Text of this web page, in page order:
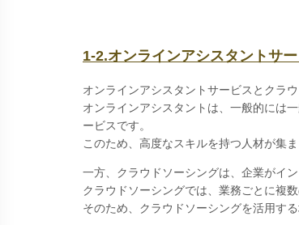
1-2.オンラインアシスタントサ
オンラインアシスタントサービスとクラ
オンラインアシスタントは、一般的には
ービスです。
このため、高度なスキルを持つ人材が集ま
一方、クラウドソーシングは、企業がイ
クラウドソーシングでは、業務ごとに複
そのため、クラウドソーシングを活用す